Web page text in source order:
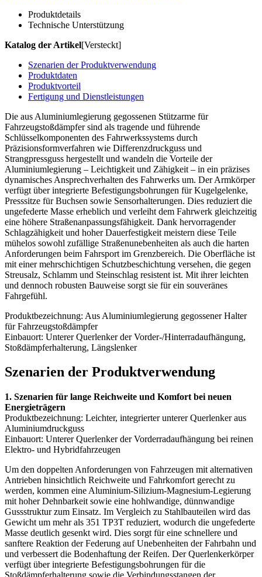
Produktdetails
Technische Unterstützung
Katalog der Artikel[Versteckt]
Szenarien der Produktverwendung
Produktdaten
Produktvorteil
Fertigung und Dienstleistungen
Die aus Aluminiumlegierung gegossenen Stützarme für
Fahrzeugstoßdämpfer sind als tragende und führende
Schlüsselkomponenten des Fahrwerkssystems durch
Präzisionsformverfahren wie Differenzdruckguss und
Strangpressguss hergestellt und wandeln die Vorteile der
Aluminiumlegierung – Leichtigkeit und Zähigkeit – in ein präzises
dynamisches Ansprechverhalten des Fahrwerks um. Der Armkörper
verfügt über integrierte Befestigungsbohrungen für Kugelgelenke,
Presssitze für Buchsen sowie Sensorhalterungen. Dies reduziert die
ungefederte Masse erheblich und verleiht dem Fahrwerk gleichzeitig
eine höhere Straßenanpassungsfähigkeit. Dank hervorragender
Schlagzähigkeit und hoher Dauerfestigkeit meistern diese Teile
mühelos sowohl zufällige Straßenunebenheiten als auch die harten
Anforderungen beim Fahrsport im Grenzbereich. Die Oberfläche ist
mit einer mehrschichtigen Schutzbeschichtung versehen, die gegen
Streusalz, Schlamm und Steinschlag resistent ist. Mit ihrer leichten
und dennoch robusten Bauweise sorgt sie für ein souveränes
Fahrgefühl.
Produktbezeichnung: Aus Aluminiumlegierung gegossener Halter
für Fahrzeugstoßdämpfer
Einbauort: Unterer Querlenker der Vorder-/Hinterradaufhängung,
Stoßdämpferhalterung, Längslenker
Szenarien der Produktverwendung
1. Szenarien für lange Reichweite und Komfort bei neuen
Energieträgern
Produktbezeichnung: Leichter, integrierter unterer Querlenker aus
Aluminiumdruckguss
Einbauort: Unterer Querlenker der Vorderradaufhängung bei reinen
Elektro- und Hybridfahrzeugen
Um den doppelten Anforderungen von Fahrzeugen mit alternativen
Antrieben hinsichtlich Reichweite und Fahrkomfort gerecht zu
werden, kommen eine Aluminium-Silizium-Magnesium-Legierung
mit hoher Dehnbarkeit sowie eine hohlwandige, dünnwandige
Gussstruktur zum Einsatz. Im Vergleich zu Stahlbauteilen wird das
Gewicht um mehr als 351 TP3T reduziert, wodurch die ungefederte
Masse deutlich gesenkt wird. Dies sorgt für eine schnellere und
sanftere Reaktion der Federung auf Unebenheiten der Fahrbahn und
und verbessert die Bodenhaftung der Reifen. Der Querlenkerkörper
verfügt über integrierte Befestigungsbohrungen für die